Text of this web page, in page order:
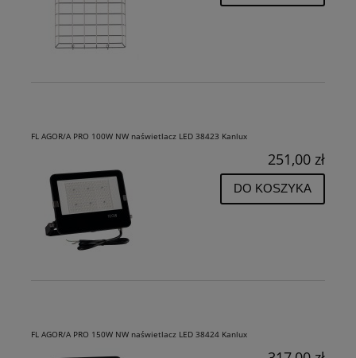
FL AGOR/A PRO 100W NW naświetlacz LED 38423 Kanlux
251,00 zł
DO KOSZYKA
FL AGOR/A PRO 150W NW naświetlacz LED 38424 Kanlux